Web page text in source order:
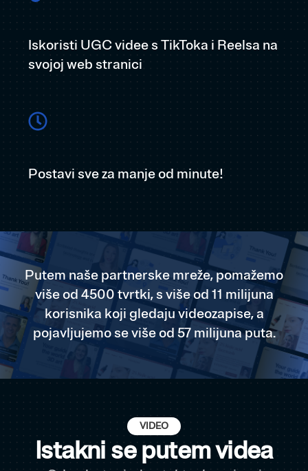
Iskoristi UGC videe s TikToka i Reelsa na
svojoj web stranici
Postavi sve za manje od minute!
Putem naše partnerske mreže, pomažemo
više od 4500 tvrtki, s više od 11 milijuna
korisnika koji gledaju videozapise, a
pojavljujemo se više od 57 milijuna puta.
VIDEO
Istakni se putem videa